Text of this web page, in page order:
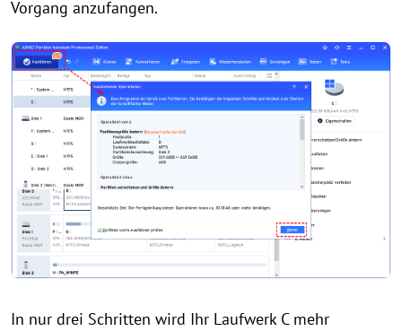
Vorgang anzufangen.
In nur drei Schritten wird Ihr Laufwerk C mehr